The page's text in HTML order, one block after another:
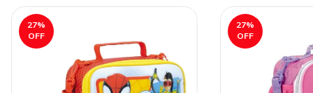
27%
OFF
27%
OFF